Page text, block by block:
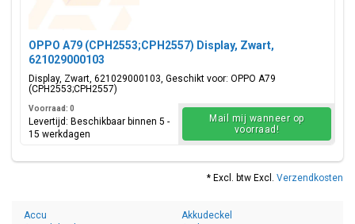
OPPO A79 (CPH2553;CPH2557) Display, Zwart,
621029000103
Display, Zwart, 621029000103, Geschikt voor: OPPO A79
(CPH2553;CPH2557)
Voorraad: 0
Levertijd: Beschikbaar binnen 5 -
15 werkdagen
Mail mij wanneer op
voorraad!
* Excl. btw Excl. Verzendkosten
Accu
Akkudeckel